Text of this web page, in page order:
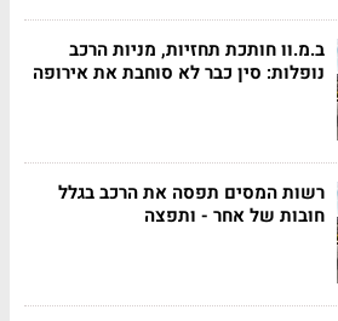
ב.מ.וו חותכת תחזיות, מניות הרכב
נופלות: סין כבר לא סוחבת את אירופה
רשות המסים תפסה את הרכב בגלל
חובות של אחר - ותפצה